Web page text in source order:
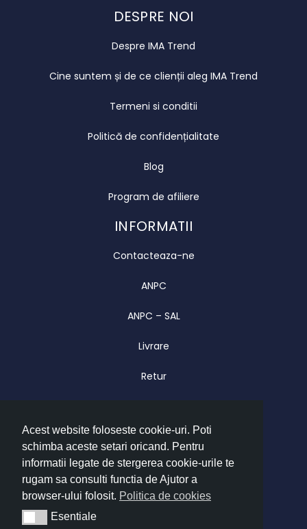
Acest website foloseste cookie-uri. Poti
schimba aceste setari oricand. Pentru
informatii legate de stergerea cookie-urile te
rugam sa consulti functia de Ajutor a
browser-ului folosit. Politica de cookies
EsentialeEsentiale
DESPRE NOI
Despre IMA Trend
Cine suntem și de ce clienții aleg IMA Trend
Termeni si conditii
Politică de confidențialitate
Blog
Program de afiliere
INFORMATII
Contacteaza-ne
ANPC
ANPC – SAL
Livrare
Retur
CONTACT
Luni – Vineri 09.00 – 17.00
office@imatrend.ro